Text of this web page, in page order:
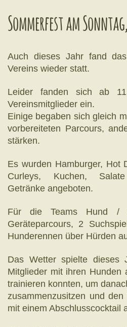
Sommerfest am
Auch dieses Jahr fand
Vereins wieder statt.
Leider fanden sich ab
Vereinsmitglieder ein.
Einige begaben sich gleich
vorbereiteten Parcours,
stärken.
Es wurden Hamburger, Hot
Curleys, Kuchen,
Getränke angeboten.
Für die Teams Hund /
Geräteparcours, 2
Hunderennen über Hürden
Das Wetter spielte
Mitglieder mit ihren Hunden
trainieren konnten, um
zusammenzusitzen und
mit einem Abschlusscocktail